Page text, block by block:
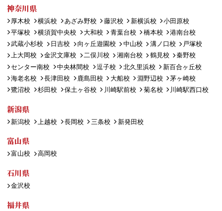
神奈川県
厚木校 横浜校 あざみ野校 藤沢校 新横浜校
小田原校
平塚校
横須賀中央校 大和校 青葉台校 橋本校
港南台校
武蔵小杉校
日吉校 向ヶ丘遊園校 中山校 溝ノ口校
戸塚校
上大岡校
金沢文庫校 二俣川校 湘南台校 鶴見校
秦野校
センター南校
中央林間校 逗子校 北久里浜校
新百合ヶ丘校
海老名校
長津田校 鹿島田校 大船校 淵野辺校
茅ヶ崎校
鷺沼校
杉田校 保土ヶ谷校 川崎駅前校 菊名校 川崎駅西口校
新潟県
新潟校 上越校 長岡校 三条校 新発田校
富山県
富山校 高岡校
石川県
金沢校
福井県